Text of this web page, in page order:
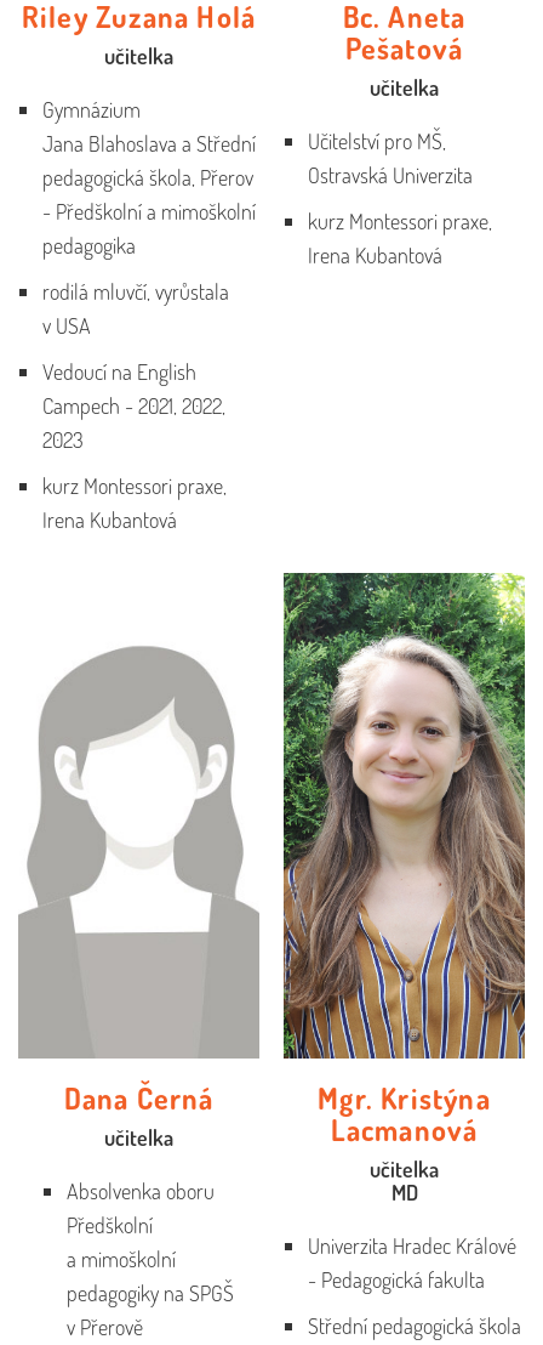
Riley Zuzana Holá
učitelka
Gymnázium
Jana Blahoslava a Střední
pedagogická škola, Přerov
- Předškolní a mimoškolní
pedagogika
rodilá mluvčí, vyrůstala
v USA
Vedoucí na English
Campech - 2021, 2022,
2023
kurz Montessori praxe,
Irena Kubantová
Bc. Aneta
Pešatová
učitelka
Učitelství pro MŠ,
Ostravská Univerzita
kurz Montessori praxe,
Irena Kubantová
Dana Černá
učitelka
Absolvenka oboru
Předškolní
a mimoškolní
pedagogiky na SPGŠ
v Přerově
Mgr. Kristýna
Lacmanová
učitelka
MD
Univerzita Hradec Králové
- Pedagogická fakulta
Střední pedagogická škola